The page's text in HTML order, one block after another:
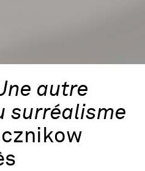
autre
surréalisme